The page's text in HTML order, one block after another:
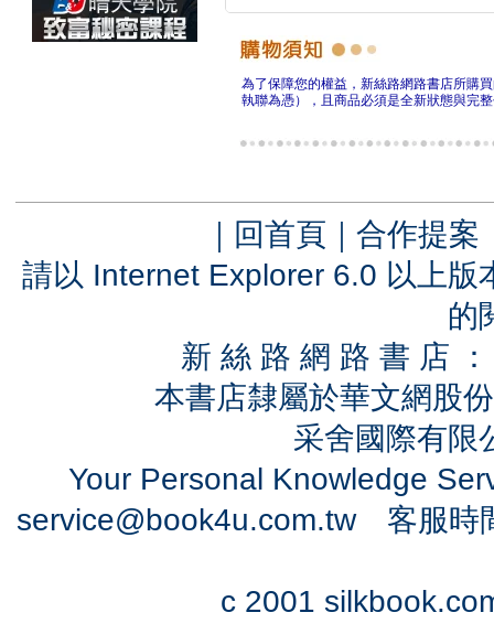
為了保障您的權益，新絲路網路書店所購
執聯為憑），且商品必須是全新狀態與完
｜ 回首頁 ｜ 合作提案
請以 Internet Explorer 6.0 以上
的
新 絲 路 網 路 書 店
本書店隸屬於華文網股
采舍國際有
Your Personal Knowledge
service@book4u.com.tw客服時
c 2001